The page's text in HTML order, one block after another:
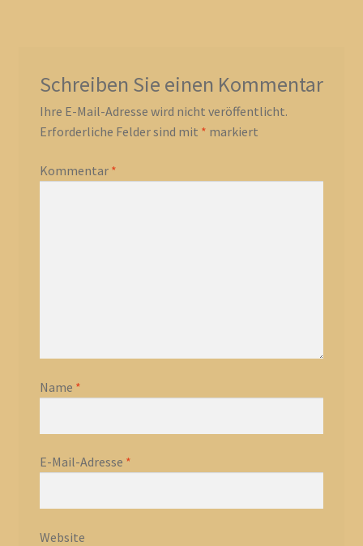
Schreiben Sie einen Kommentar
Ihre E-Mail-Adresse wird nicht veröffentlicht.
Erforderliche Felder sind mit * markiert
Kommentar *
Name *
E-Mail-Adresse *
Website